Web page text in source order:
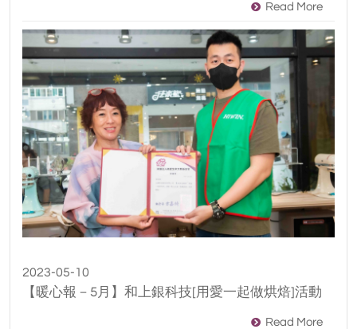
Read More
2023-05-10
【暖心報－5月】和上銀科技[用愛一起做烘焙]活動
Read More